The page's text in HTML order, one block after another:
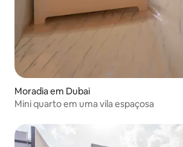
Moradia em Dubai
Mini quarto em uma vila espaçosa